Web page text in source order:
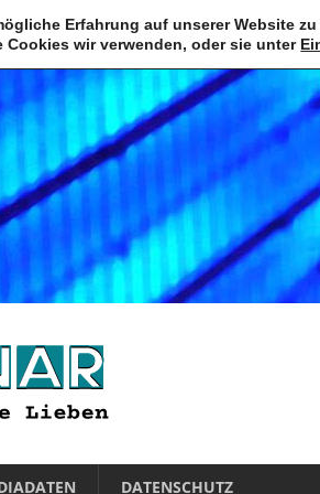
DATENSCHUTZ
Erfahrung auf unserer Website
Cookies wir verwenden, oder sie unter